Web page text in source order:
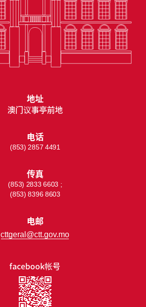
facebook帐号
地址
澳门议事亭前地
电话
(853) 2857 4491
传真
(853) 2833 6603 ;
(853) 8396 8603
电邮
cttgeral@ctt.gov.mo